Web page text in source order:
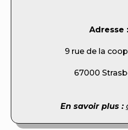
Adresse :
9 rue de la
67000
En savoir plus :